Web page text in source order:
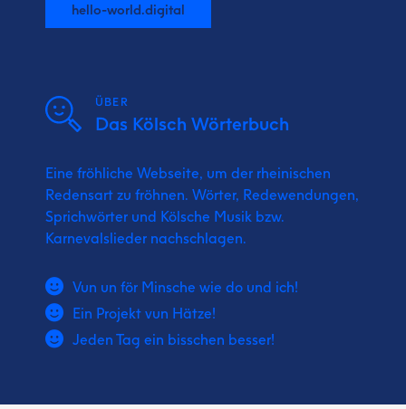
hello-world.digital
ÜBER
Das Kölsch Wörterbuch
Eine fröhliche Webseite, um der rheinischen
Redensart zu fröhnen. Wörter, Redewendungen,
Sprichwörter und Kölsche Musik bzw.
Karnevalslieder nachschlagen.
Vun un för Minsche wie do und ich!
Ein Projekt vun Hätze!
Jeden Tag ein bisschen besser!